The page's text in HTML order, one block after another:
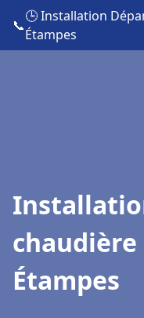
📞
🕒 Installation
Étampes
Étampes